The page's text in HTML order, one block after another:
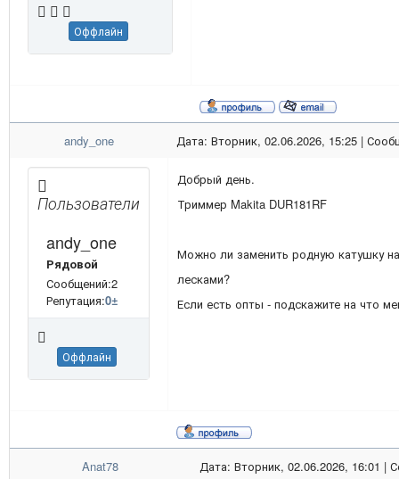
Оффлайн
andy_one Дата: Вторник, 02.06.2026, 15:25 |
Пользователи
andy_one
Рядовой
Сообщений:2
Репутация:0±
Оффлайн
Добрый день.
Триммер Makita DUR181RF
Можно ли заменить родную катушку
лесками?
Если есть опты - подскажите на что
Anat78 Дата: Вторник, 02.06.2026, 16:01 |